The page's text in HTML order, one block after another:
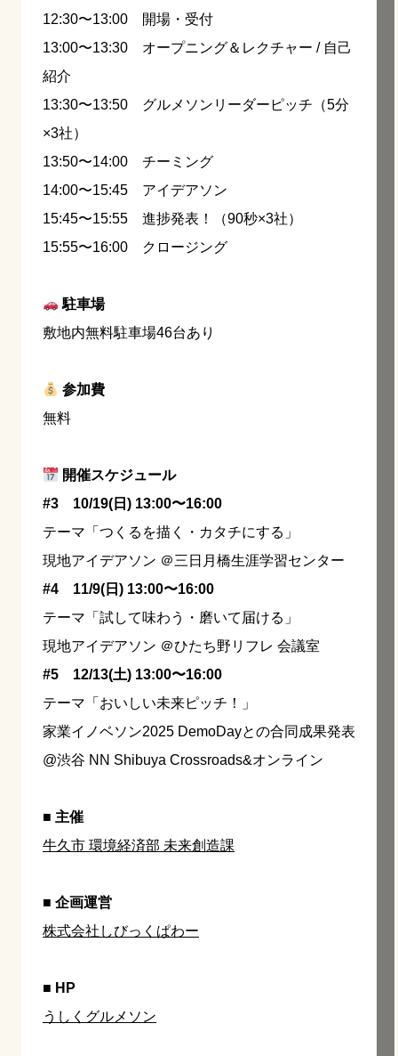
12:30〜13:00 開場・受付
13:00〜13:30 オープニング＆レクチャー / 自己
紹介
13:30〜13:50 グルメソンリーダーピッチ（5分
×3社）
13:50〜14:00 チーミング
14:00〜15:45 アイデアソン
15:45〜15:55 進捗発表！（90秒×3社）
15:55〜16:00 クロージング
駐車場
敷地内無料駐車場46台あり
参加費
無料
開催スケジュール
#3
10/19(日) 13:00〜16:00
テーマ「つくるを描く・カタチにする」
現地アイデアソン ＠三日月橋生涯学習センター
#4
11/9(日) 13:00〜16:00
テーマ「試して味わう・磨いて届ける」
現地アイデアソン ＠ひたち野リフレ 会議室
#5 12/13(土) 13:00〜16:00
テーマ「おいしい未来ピッチ！」
家業イノベソン2025 DemoDayとの合同成果発表
@渋谷 NN Shibuya Crossroads&オンライン
■ 主催
牛久市 環境経済部 未来創造課
■ 企画運営
株式会社しびっくぱわー
■ HP
うしくグルメソン